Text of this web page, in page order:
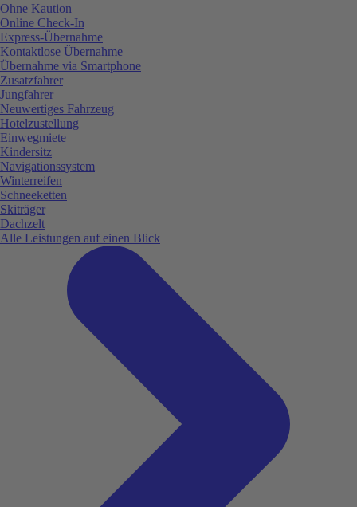
Ohne Kaution
Online Check-In
Express-Übernahme
Kontaktlose Übernahme
Übernahme via Smartphone
Zusatzfahrer
Jungfahrer
Neuwertiges Fahrzeug
Hotelzustellung
Einwegmiete
Kindersitz
Navigationssystem
Winterreifen
Schneeketten
Skiträger
Dachzelt
Alle Leistungen auf einen Blick